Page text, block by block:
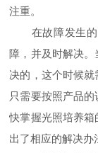
注重。
在故障发生的
障，并及时解决
决的，这个时候就
只需要按照产品
快掌握光照培养
出了相应的解决办